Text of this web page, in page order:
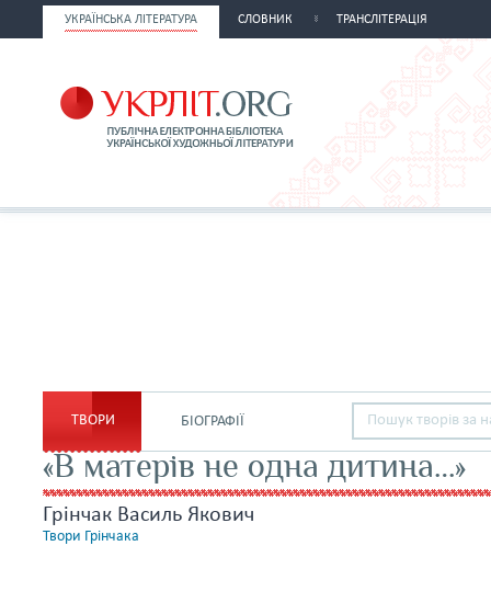
УКРАЇНСЬКА ЛІТЕРАТУРА СЛОВНИК ТРАНСЛІТЕРАЦІЯ
ТВОРИ БІОГРАФІЇ
«В матерів не одна дитина…»
Грінчак Василь Якович
Твори Грінчака